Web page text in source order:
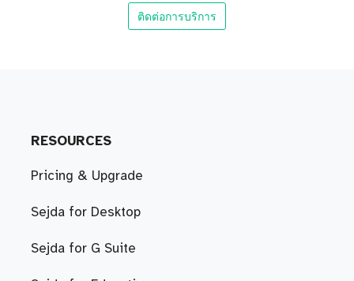
ติดต่อการบริการ
RESOURCES
Pricing & Upgrade
Sejda for Desktop
Sejda for G Suite